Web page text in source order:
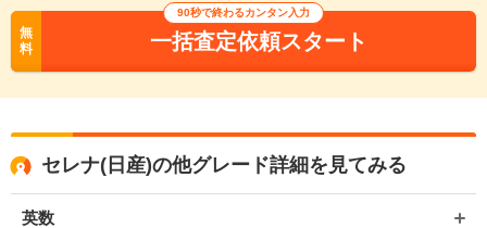
無
料
90秒で終わるカンタン入力
一括査定依頼スタート
セレナ(日産)の他グレード詳細を見てみる
英数